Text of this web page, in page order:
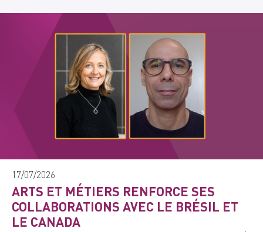
17/07/2026
ARTS ET MÉTIERS RENFORCE SES
COLLABORATIONS AVEC LE BRÉSIL ET
LE CANADA